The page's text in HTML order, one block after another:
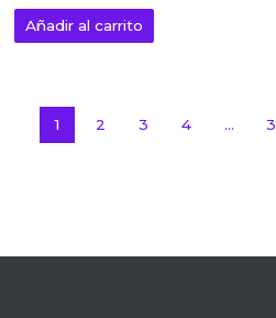
Añadir al carrito
1 2 3 4 …